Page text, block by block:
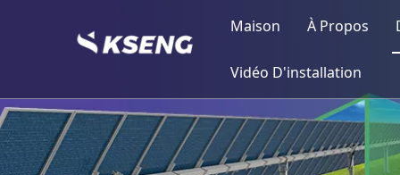
Maison À Propos
Profil Kseng
Jalons
Structure
Vidéo D'installation